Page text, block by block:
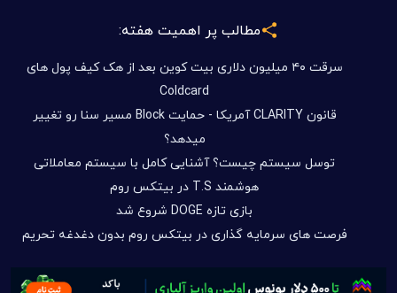
مطالب پر اهمیت هفته:
سرقت ۴۰ میلیون دلاری بیت کوین بعد از هک کیف پول های
Coldcard
قانون CLARITY آمریکا - حمایت Block مسیر سنا رو تغییر
میدهد؟
توسل سیستم چیست؟ آشنایی کامل با سیستم معاملاتی
هوشمند T.S در بیتکس روم
بازی تازه DOGE شروع شد
فرصت های سرمایه گذاری در بیتکس روم بدون دغدغه تحریم